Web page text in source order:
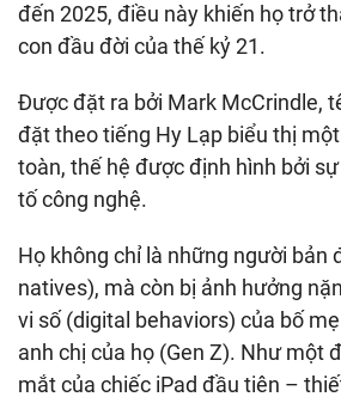
đến 2025, điều này khiến họ trở
con đầu đời của thế kỷ 21.
Được đặt ra bởi Mark McCrindle,
đặt theo tiếng Hy Lạp biểu thị
toàn, thế hệ được định hình bởi
tố công nghệ.
Họ không chỉ là những người bản
natives), mà còn bị ảnh hưởng
vi số (digital behaviors) của bố
anh chị của họ (Gen Z). Như một
mắt của chiếc iPad đầu tiên –